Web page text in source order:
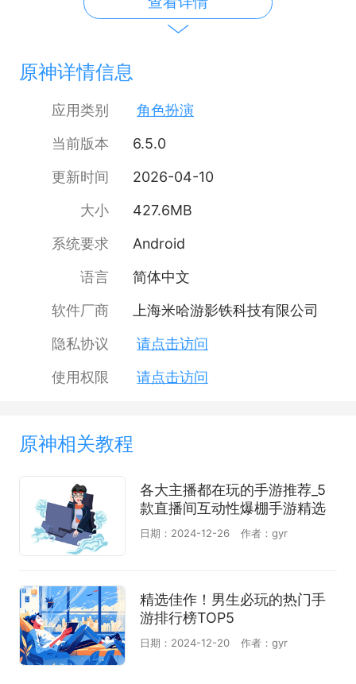
原神详情信息
应用类别
角色扮演
当前版本
6.5.0
更新时间
2026-04-10
大小
427.6MB
系统要求
Android
语言
简体中文
软件厂商
上海米哈游影铁科技有限公司
隐私协议
请点击访问
使用权限
请点击访问
原神相关教程
各大主播都在玩的手游推荐_5
款直播间互动性爆棚手游精选
日期：2024-12-26 作者：gyr
精选佳作！男生必玩的热门手
游排行榜TOP5
日期：2024-12-20 作者：gyr